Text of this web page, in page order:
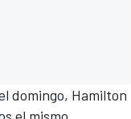
domingo, Hamilton